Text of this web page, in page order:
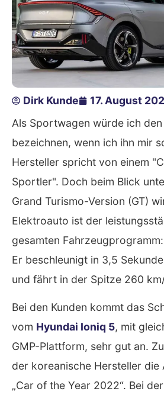
Dirk Kunde
17. August
Als Sportwagen würde ich
bezeichnen, wenn ich ihn mir
Hersteller spricht von einem
Sportler". Doch beim Blick
Grand Turismo-Version (GT)
Elektroauto ist der
gesamten
Er beschleunigt in 3,5
und fährt in der Spitze 260
Bei den Kunden kommt das
vom Hyundai Ioniq 5, mit
GMP-Plattform, sehr gut an.
der koreanische Hersteller die
„Car of the Year 2022“. Bei